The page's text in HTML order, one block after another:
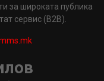
за широката публика
сервис (B2B).